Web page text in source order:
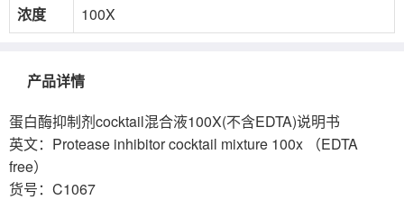
浓度 100X
产品详情
蛋白酶抑制剂cocktail混合液100X(不含EDTA)说明书
英文：Protease inhibitor cocktail mixture 100x （EDTA
free）
货号：C1067